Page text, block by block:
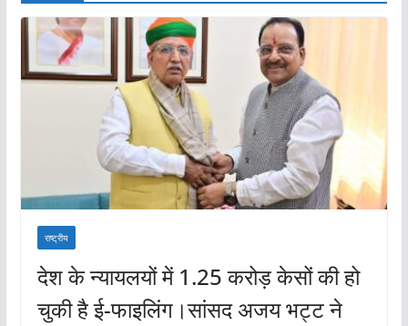
राष्ट्रीय
देश के न्यायलयों में 1.25 करोड़ केसों की हो
चुकी है ई-फाइलिंग।सांसद अजय भट्ट ने